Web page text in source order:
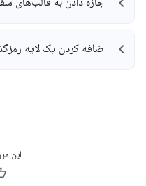
اضافه کردن یک لایه
این